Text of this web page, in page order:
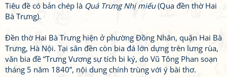
Tiêu đề có bản chép là Quá Trưng Nhị miếu(Qua đền thờ Hai
Bà Trưng).
Đền thờ Hai Bà Trưng hiện ở phường Đồng Nhân, quận Hai Bà
Trưng, Hà Nội. Tại sân đền còn bia đá lớn dựng trên lưng rùa,
văn bia đề “Trưng Vương sự tích bi ký, do Vũ Tông Phan soạn
tháng 5 năm 1840”, nội dung chính trùng với ý bài thơ.